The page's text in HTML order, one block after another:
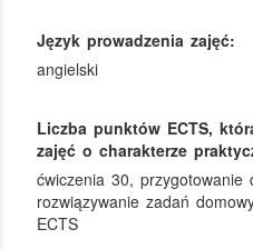
Język prowadzenia zajęć:
angielski
Liczba punktów ECTS,
zajęć o charakterze
ćwiczenia 30, przygotowanie
rozwiązywanie zadań
ECTS